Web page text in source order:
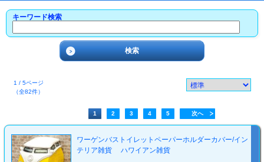
キーワード検索
1 / 5ページ
（全82件）
1 2 3 4 5 次へ
ワーゲンバストイレットペーパーホルダーカバー/イン
テリア雑貨 ハワイアン雑貨